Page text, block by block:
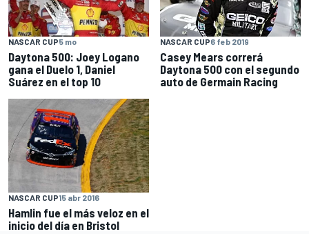
NASCAR CUP5 mo
Daytona 500: Joey Logano
gana el Duelo 1, Daniel
Suárez en el top 10
NASCAR CUP6 feb 2019
Casey Mears correrá
Daytona 500 con el segundo
auto de Germain Racing
NASCAR CUP15 abr 2016
Hamlin fue el más veloz en el
inicio del día en Bristol